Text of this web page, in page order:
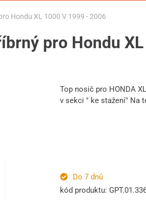
Hondu XL 1000 V 1999 - 2006
pro Hondu
Top nosič pro HONDA
v sekci " ke stažení" Na
Do 7 dnů
kód produktu: